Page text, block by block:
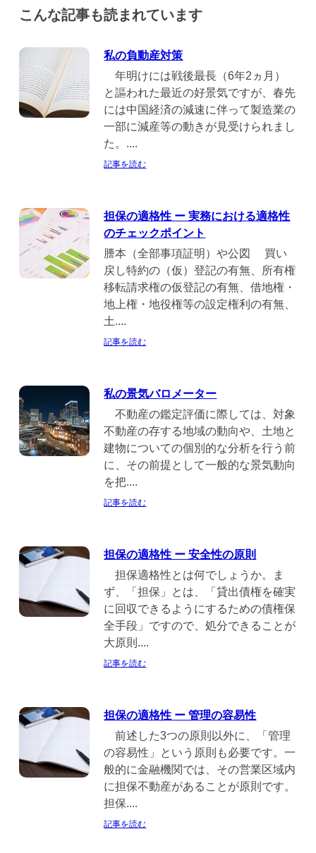
こんな記事も読まれています
私の負動産対策
年明けには戦後最長（6年2ヵ月）
と謳われた最近の好景気ですが、春先
には中国経済の減速に伴って製造業の
一部に減産等の動きが見受けられまし
た。....
記事を読む
担保の適格性 ー 実務における適格性
のチェックポイント
謄本（全部事項証明）や公図 買い
戻し特約の（仮）登記の有無、所有権
移転請求権の仮登記の有無、借地権・
地上権・地役権等の設定権利の有無、
土....
記事を読む
私の景気バロメーター
不動産の鑑定評価に際しては、対象
不動産の存する地域の動向や、土地と
建物についての個別的な分析を行う前
に、その前提として一般的な景気動向
を把....
記事を読む
担保の適格性 ー 安全性の原則
担保適格性とは何でしょうか。ま
ず、「担保」とは、「貸出債権を確実
に回収できるようにするための債権保
全手段」ですので、処分できることが
大原則....
記事を読む
担保の適格性 ー 管理の容易性
前述した3つの原則以外に、「管理
の容易性」という原則も必要です。一
般的に金融機関では、その営業区域内
に担保不動産があることが原則です。
担保....
記事を読む